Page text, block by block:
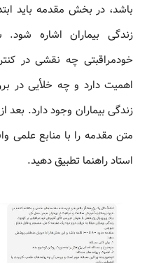
باشد، در بخش مقدمه باید
زندگی بیماران اشاره
خودمراقبتی چه نقشی در
اهمیت دارد و چه خلأیی در
زندگی بیماران وجود دارد.
متن مقدمه را با منابع علمی
استاد راهنما تطبیق دهید.